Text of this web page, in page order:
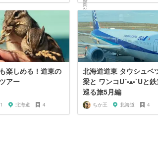
楽しめる！道東の
アー
北海道 4
北海道道東 タウシュベ
梁と ワンコU´•ﻌ•`Uと鉄道を
巡る旅5月編
ちか王 北海道 4